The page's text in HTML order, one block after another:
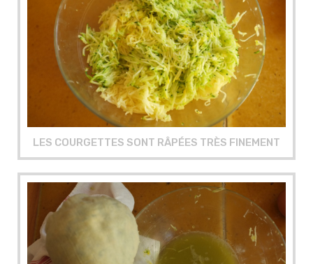
LES COURGETTES SONT RÂPÉES TRÈS FINEMENT